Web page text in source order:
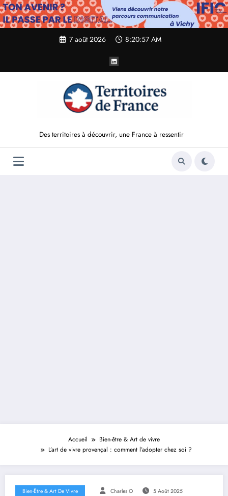
Aller
au
contenu
7 août 2026 8:20:58 AM
Des territoires à découvrir, une France à ressentir
Accueil
Bien-être & Art de vivre
L’art de vivre provençal : comment l’adopter chez soi ?
Bien-Être & Art De Vivre Charles O 5 Août 2025